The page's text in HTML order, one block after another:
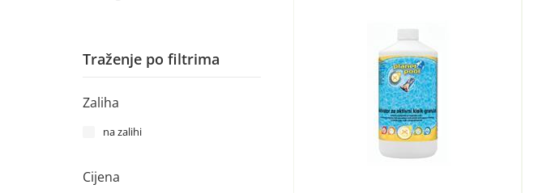
Traženje po filtrima
Zaliha
na zalihi
Cijena